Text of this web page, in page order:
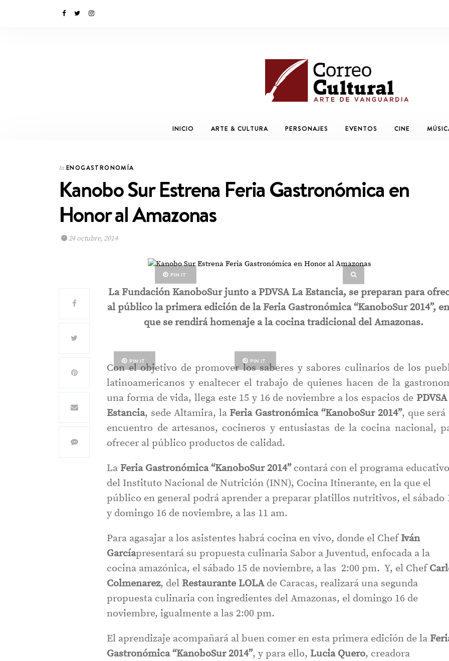
INICIO ARTE & CULTURA PERSONAJES EVENTOS CINE
In ENOGASTRONOMÍA
Kanobo Sur Estrena Feria Gastronómica en
Honor al Amazonas
24 octubre, 2014
PIN IT
La Fundación KanoboSur junto a PDVSA La Estancia, se preparan para
al público la primera edición de la Feria Gastronómica “KanoboSur 2014”,
que se rendirá homenaje a la cocina tradicional del Amazonas.
PIN IT PIN IT
Con el objetivo de promover los saberes y sabores culinarios de los
latinoamericanos y enaltecer el trabajo de quienes hacen de la
una forma de vida, llega este 15 y 16 de noviembre a los espacios de
Estancia, sede Altamira, la Feria Gastronómica “KanoboSur 2014”, que será
encuentro de artesanos, cocineros y entusiastas de la cocina nacional,
ofrecer al público productos de calidad.
La Feria Gastronómica “KanoboSur 2014”contará con el programa
del Instituto Nacional de Nutrición (INN), Cocina Itinerante, en la que el
público en general podrá aprender a preparar platillos nutritivos, el sábado
y domingo 16 de noviembre, a las 11 am.
Para agasajar a los asistentes habrá cocina en vivo, donde el Chef Iván
Garcíapresentará su propuesta culinaria Sabor a Juventud, enfocada a la
cocina amazónica, el sábado 15 de noviembre, a las 2:00 pm. Y, el Chef
Colmenarez, del Restaurante LOLAde Caracas, realizará una segunda
propuesta culinaria con ingredientes del Amazonas, el domingo 16 de
noviembre, igualmente a las 2:00 pm.
El aprendizaje acompañará al buen comer en esta primera edición de la
Gastronómica “KanoboSur 2014”, y para ello, Lucia Quero, creadora